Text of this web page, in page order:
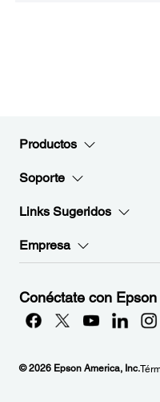
Productos
Soporte
Links Sugeridos
Empresa
Conéctate con Epson
© 2026 Epson America, Inc.